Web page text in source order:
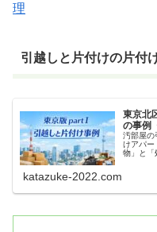
理
引越しと片付けの片付
東京北
の事例
汚部屋の
けアパー
物」と「
katazuke-2022.com